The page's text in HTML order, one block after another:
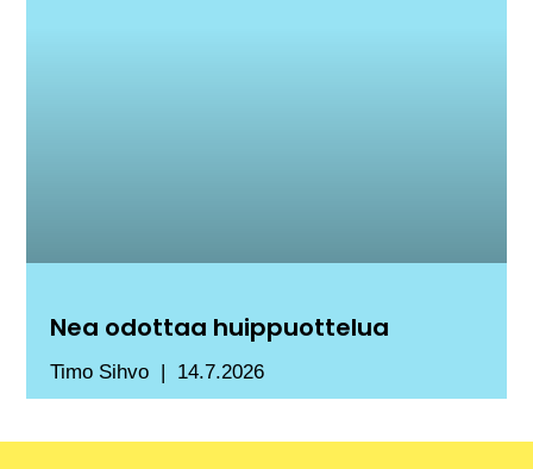
Nea odottaa huippuottelua
Timo Sihvo 14.7.2026